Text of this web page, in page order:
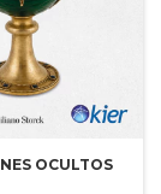
OCULTOS